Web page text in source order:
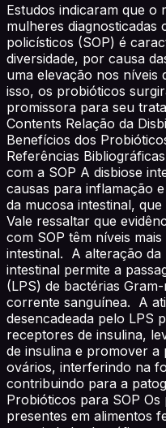
Estudos indicaram que o
mulheres diagnosticadas
policísticos (SOP) é
diversidade, por causa
uma elevação nos níveis
isso, os probióticos
promissora para seu
Contents Relação da
Benefícios dos
Referências
com a SOP A disbiose
causas para inflamação
da mucosa intestinal,
Vale ressaltar que
com SOP têm níveis
intestinal. A alteração da
intestinal permite a
(LPS) de bactérias
corrente sanguínea. A
desencadeada pelo LPS
receptores de insulina,
de insulina e promover
ovários, interferindo na
contribuindo para a
Probióticos para SOP
presentes em alimentos